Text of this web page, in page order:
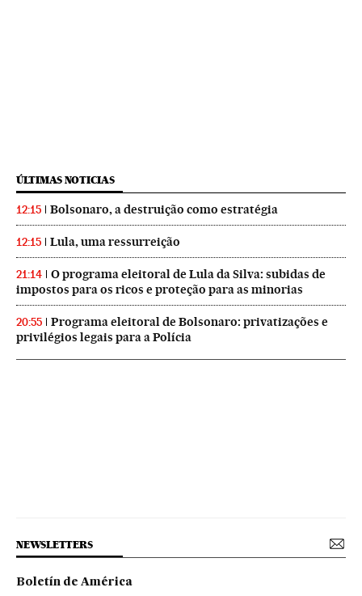
ÚLTIMAS NOTICIAS
12:15 Bolsonaro, a destruição como estratégia
12:15 Lula, uma ressurreição
21:14
O programa eleitoral de Lula da Silva: subidas de
impostos para os ricos e proteção para as minorias
20:55
Programa eleitoral de Bolsonaro: privatizações e
privilégios legais para a Polícia
NEWSLETTERS
Boletín de América